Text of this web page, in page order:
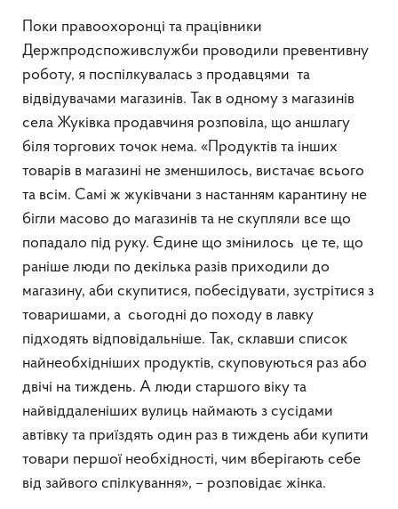
Поки правоохоронці та працівники
Держпродспоживслужби проводили превентивну
роботу, я поспілкувалась з продавцями та
відвідувачами магазинів. Так в одному з магазинів
села Жуківка продавчиня розповіла, що аншлагу
біля торгових точок нема. «Продуктів та інших
товарів в магазині не зменшилось, вистачає всього
та всім. Самі ж жуківчани з настанням карантину не
бігли масово до магазинів та не скупляли все що
попадало під руку. Єдине що змінилось це те, що
раніше люди по декілька разів приходили до
магазину, аби скупитися, побесідувати, зустрітися з
товаришами, а сьогодні до походу в лавку
підходять відповідальніше. Так, склавши список
найнеобхідніших продуктів, скуповуються раз або
двічі на тиждень. А люди старшого віку та
найвіддаленіших вулиць наймають з сусідами
автівку та приїздять один раз в тиждень аби купити
товари першої необхідності, чим вберігають себе
від зайвого спілкування», – розповідає жінка.